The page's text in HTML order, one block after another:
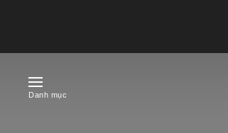
Danh mục